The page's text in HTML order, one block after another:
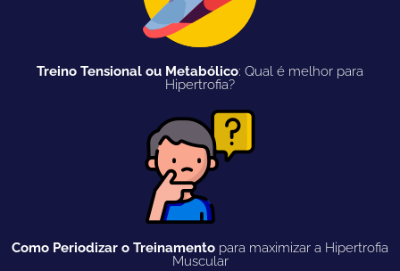
Treino Tensional ou Metabólico: Qual é melhor para
Hipertrofia?
Como Periodizar o Treinamento para maximizar a Hipertrofia
Muscular